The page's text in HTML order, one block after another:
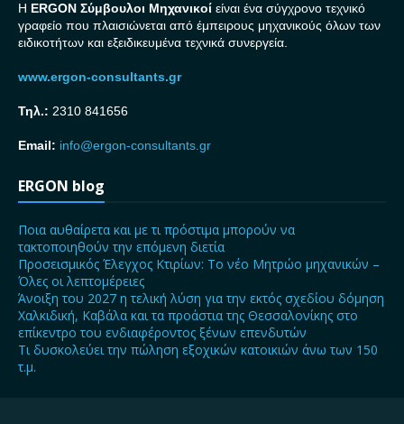
H ERGON Σύμβουλοι Μηχανικοί είναι ένα σύγχρονο τεχνικό
γραφείο που πλαισιώνεται από έμπειρους μηχανικούς όλων των
ειδικοτήτων και εξειδικευμένα τεχνικά συνεργεία.
www.ergon-consultants.gr
Τηλ.: 2310 841656
Email: info@ergon-consultants.gr
ERGON blog
Ποια αυθαίρετα και με τι πρόστιμα μπορούν να
τακτοποιηθούν την επόμενη διετία
Προσεισμικός Έλεγχος Κτιρίων: Το νέο Μητρώο μηχανικών –
Όλες οι λεπτομέρειες
Άνοιξη του 2027 η τελική λύση για την εκτός σχεδίου δόμηση
Χαλκιδική, Καβάλα και τα προάστια της Θεσσαλονίκης στο
επίκεντρο του ενδιαφέροντος ξένων επενδυτών
Τι δυσκολεύει την πώληση εξοχικών κατοικιών άνω των 150
τ.μ.